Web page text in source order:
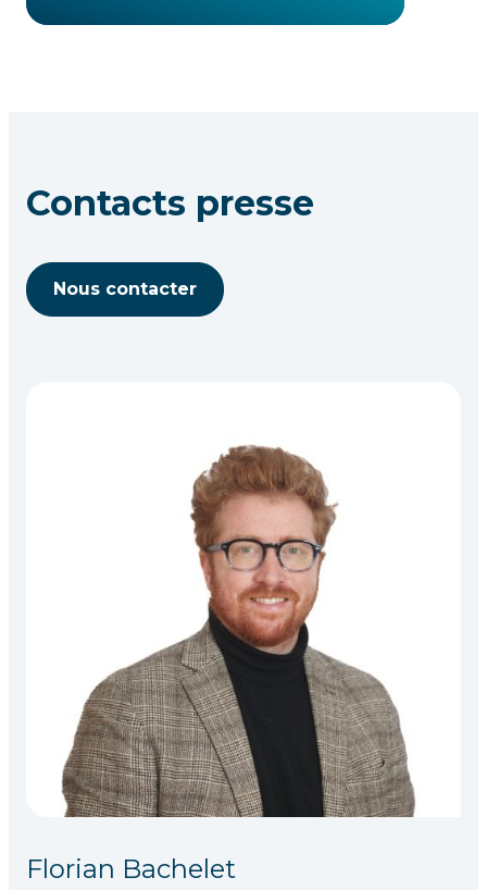
Contacts presse
Nous contacter
Florian Bachelet